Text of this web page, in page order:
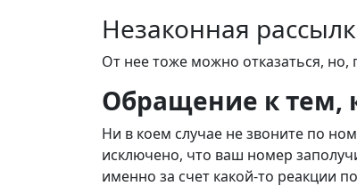
Незаконная
От нее тоже можно отказаться,
Обращение к тем,
Ни в коем случае не звоните по
исключено, что ваш номер
именно за счет какой-то реакции